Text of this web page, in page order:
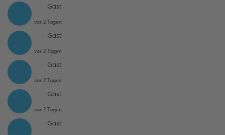
Gast
vor 2 Tagen
Gast
vor 2 Tagen
Gast
vor 2 Tagen
Gast
vor 2 Tagen
Gast